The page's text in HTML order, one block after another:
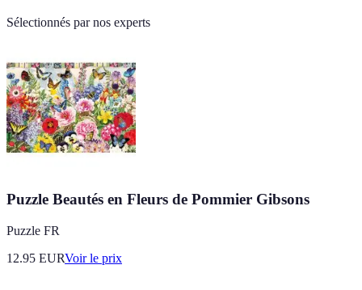
Sélectionnés par nos experts
Puzzle Beautés en Fleurs de Pommier Gibsons
Puzzle FR
12.95 EURVoir le prix